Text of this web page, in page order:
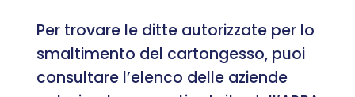
Per trovare le ditte autorizzate per lo
smaltimento del cartongesso, puoi
consultare l’elenco delle aziende